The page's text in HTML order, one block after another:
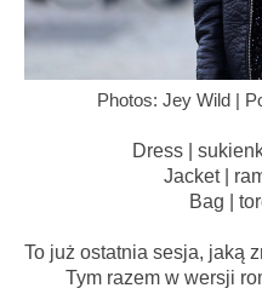
Photos: Jey Wild |
Dress |
Jacket |
Bag |
To już ostatnia sesja, jaką
Tym razem w wersji